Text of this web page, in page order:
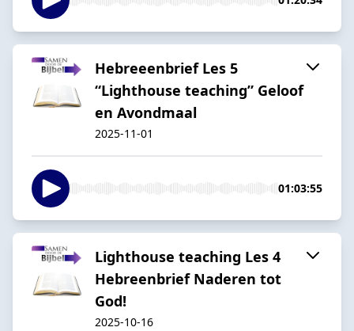
Hebreeenbrief Les 5
“Lighthouse teaching” Geloof
en Avondmaal
2025-11-01
01:03:55
Lighthouse teaching Les 4
Hebreenbrief Naderen tot
God!
2025-10-16